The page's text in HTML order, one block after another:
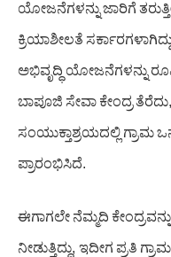
ಯೋಜನೆಗಳನ್ನುಜಾರಿಗೆ
ಕ್ರಿಯಾಶೀಲತೆ
ಅಭಿವೃದ್ಧಿ ಯೋಜನೆಗಳನ್ನು
ಬಾಪೂಜಿ ಸೇವಾ ಕೇಂದ್ರತೆರೆದು,
ಸಂಯುಕ್ತಾಶ್ರಯದಲ್ಲಿ ಗ್ರಾಮ
ಪ್ರಾರಂಭಿಸಿದೆ.
ಈಗಾಗಲೇನೆಮ್ಮದಿ ಕೇಂದ್ರವನ್ನು
ನೀಡುತ್ತಿದ್ದು, ಇದೀಗ ಪ್ರತಿ ಗ್ರಾಮ